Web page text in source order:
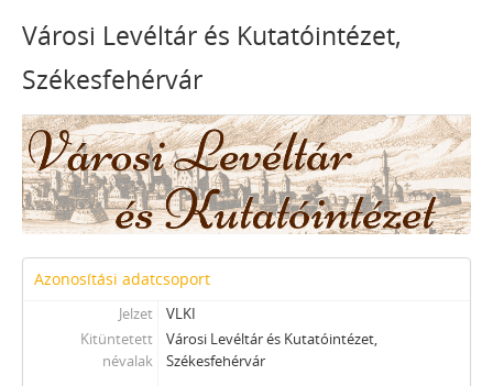
Városi Levéltár és Kutatóintézet,
Székesfehérvár
Azonosítási adatcsoport
Jelzet
VLKI
Kitüntetett
névalak
Városi Levéltár és Kutatóintézet,
Székesfehérvár